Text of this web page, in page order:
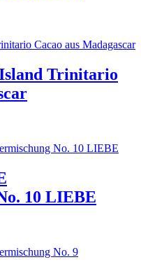
Trinitario
10 LIEBE